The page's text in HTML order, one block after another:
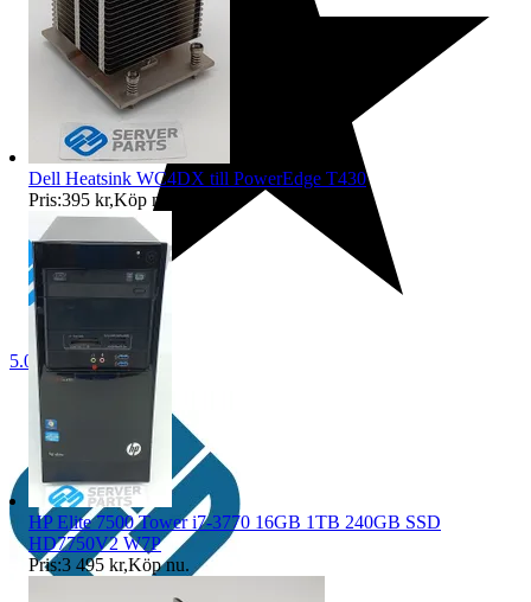
5.0
Dell Heatsink WC4DX till PowerEdge T430
Pris:395 kr,Köp nu
HP Elite 7500 Tower i7-3770 16GB 1TB 240GB SSD
HD7750V2 W7P
Pris:3 495 kr,Köp nu.